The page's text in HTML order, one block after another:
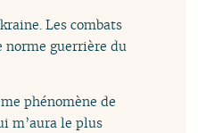
Les combats
guerrière du
phénomène de
m’aura le plus